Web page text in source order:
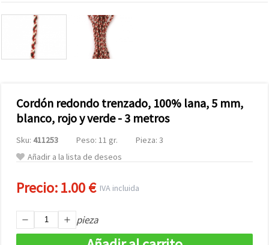
Cordón redondo trenzado, 100% lana, 5 mm,
blanco, rojo y verde - 3 metros
Sku: 411253 Peso: 11 gr.
Pieza: 3
Añadir a la lista de deseos
Precio:1.00 €IVA incluida
pieza